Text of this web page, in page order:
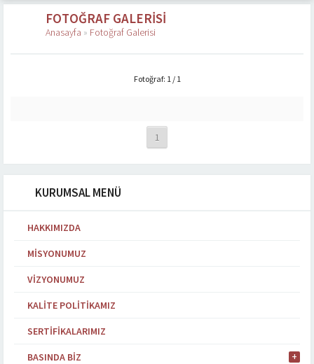
FOTOĞRAF GALERISI
Anasayfa » Fotoğraf Galerisi
Fotoğraf: 1 / 1
1
KURUMSAL MENÜ
HAKKIMIZDA
MISYONUMUZ
VIZYONUMUZ
KALITE POLITIKAMIZ
SERTIFIKALARIMIZ
BASINDA BIZ